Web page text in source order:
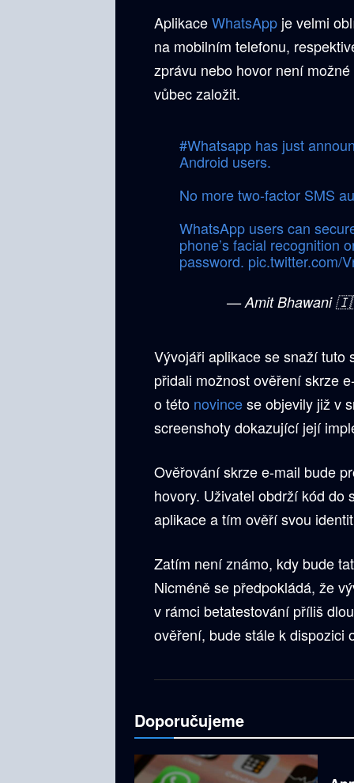
AplikaceWhatsApp je velmi
na mobilním telefonu,
zprávu nebo hovor není
vůbec založit.
#Whatsapphas just
Android users.
No more two-factor SMS
WhatsApp users can
phone’s facial recognition
password. pic.twitter.com/
— Amit Bhawani
Vývojáři aplikace se snaží tuto
přidali možnost ověření skrze
o této novincese objevily již v
screenshoty dokazující její
Ověřování skrze e-mail bude
hovory. Uživatel obdrží kód do
aplikace a tím ověří svou
Zatím není známo, kdy bude
Nicméně se předpokládá, že
v rámci betatestování příliš
ověření, bude stále k dispozici
Doporučujeme